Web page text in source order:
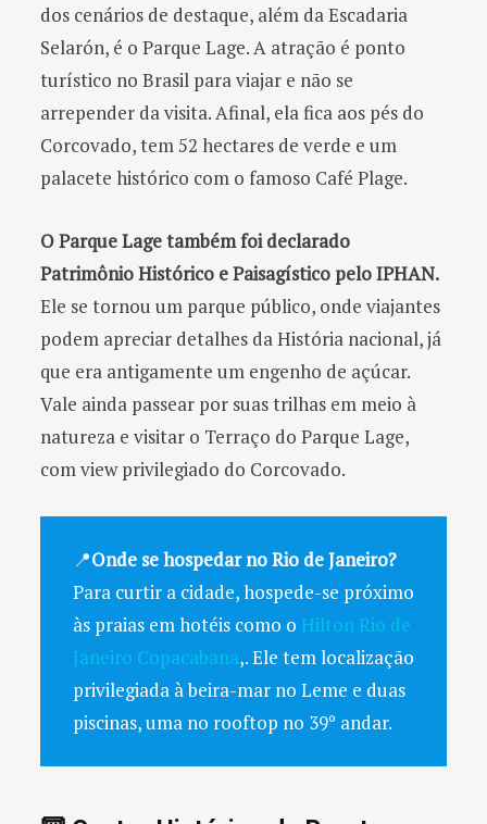
dos cenários de destaque, além da Escadaria
Selarón, é o Parque Lage. A atração é ponto
turístico no Brasil para viajar e não se
arrepender da visita. Afinal, ela fica aos pés do
Corcovado, tem 52 hectares de verde e um
palacete histórico com o famoso Café Plage.
O Parque Lage também foi declarado
Patrimônio Histórico e Paisagístico pelo IPHAN.
Ele se tornou um parque público, onde viajantes
podem apreciar detalhes da História nacional, já
que era antigamente um engenho de açúcar.
Vale ainda passear por suas trilhas em meio à
natureza e visitar o Terraço do Parque Lage,
com view privilegiado do Corcovado.
📍Onde se hospedar no Rio de Janeiro?
Para curtir a cidade, hospede-se próximo
às praias em hotéis como o Hilton Rio de
Janeiro Copacabana,. Ele tem localização
privilegiada à beira-mar no Leme e duas
piscinas, uma no rooftop no 39º andar.